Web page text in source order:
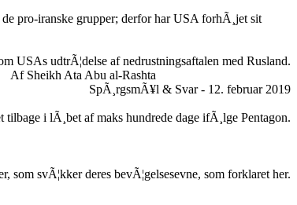
pro-iranske grupper; derfor har USA forhÃ¸jet sit
USAs udtrÃ¦delse af nedrustningsaftalen med Rusland.
Af Sheikh Ata Abu al-Rashta
SpÃ¸rgsmÃ¥l & Svar - 12. februar 2019
i lÃ¸bet af maks hundrede dage ifÃ¸lge Pentagon.
svÃ¦kker deres bevÃ¦gelsesevne, som forklaret her.